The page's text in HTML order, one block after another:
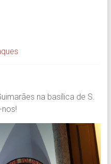
na basílica de S.
nos!